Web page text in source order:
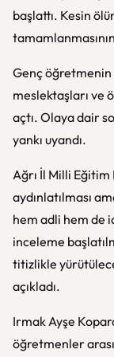
başlattı. Kesin
Genç öğretmenin
meslektaşları ve
açtı. Olaya dair
yankı uyandı.
Ağrı İl Milli
aydınlatılması
hem adli hem de
inceleme
titizlikle
açıkladı.
Irmak Ayşe
öğretmenler